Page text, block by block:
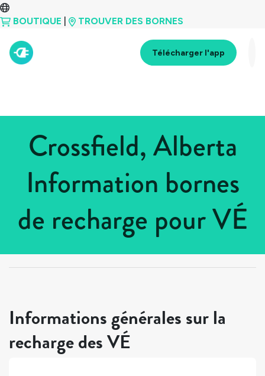
BOUTIQUE TROUVER DES BORNES
Télécharger l'app
Crossfield, Alberta
Information bornes
de recharge pour VÉ
> Alberta
Informations générales sur la
recharge des VÉ